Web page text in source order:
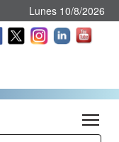
Lunes 10/8/2026